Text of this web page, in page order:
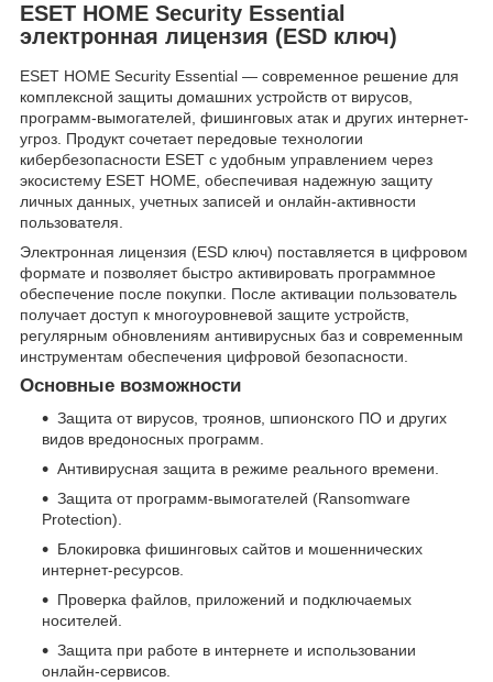
ESET HOME Security Essential
электронная лицензия (ESD ключ)
ESET HOME Security Essential — современное решение для
комплексной защиты домашних устройств от вирусов,
программ-вымогателей, фишинговых атак и других интернет-
угроз. Продукт сочетает передовые технологии
кибербезопасности ESET с удобным управлением через
экосистему ESET HOME, обеспечивая надежную защиту
личных данных, учетных записей и онлайн-активности
пользователя.
Электронная лицензия (ESD ключ) поставляется в цифровом
формате и позволяет быстро активировать программное
обеспечение после покупки. После активации пользователь
получает доступ к многоуровневой защите устройств,
регулярным обновлениям антивирусных баз и современным
инструментам обеспечения цифровой безопасности.
Основные возможности
Защита от вирусов, троянов, шпионского ПО и других
видов вредоносных программ.
Антивирусная защита в режиме реального времени.
Защита от программ-вымогателей (Ransomware
Protection).
Блокировка фишинговых сайтов и мошеннических
интернет-ресурсов.
Проверка файлов, приложений и подключаемых
носителей.
Защита при работе в интернете и использовании
онлайн-сервисов.